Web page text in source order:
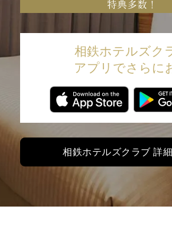
特典多数！
相鉄ホテルズク
アプリでさらに
相鉄ホテルズクラブ 詳